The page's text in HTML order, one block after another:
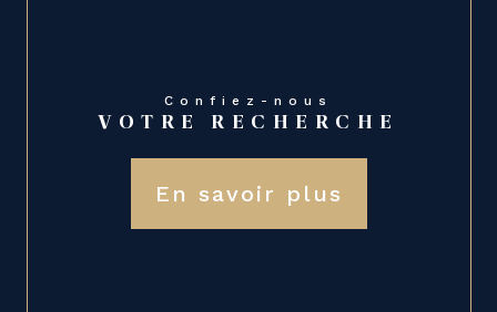
Confiez-nous
VOTRE RECHERCHE
En savoir plus